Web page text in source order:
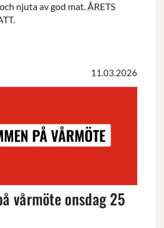
njuta av god mat. ÅRETS
11.03.2026
vårmöte onsdag 25